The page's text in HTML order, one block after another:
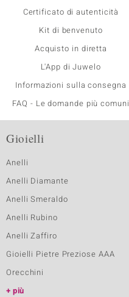
Certificato di autenticità
Kit di benvenuto
Acquisto in diretta
L'App di Juwelo
Informazioni sulla consegna
FAQ - Le domande più comuni
Gioielli
Anelli
Anelli Diamante
Anelli Smeraldo
Anelli Rubino
Anelli Zaffiro
Gioielli Pietre Preziose AAA
Orecchini
più